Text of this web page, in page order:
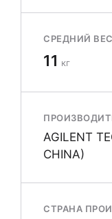
СРЕДНИЙ
11 кг
AGILENT
CHINA)
СТРАНА